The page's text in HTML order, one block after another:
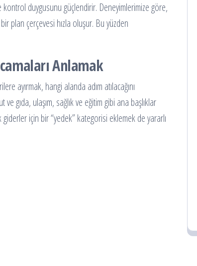
duygusunu güçlendirir. Deneyimlerimize göre,
plan çerçevesi hızla oluşur. Bu yüzden
Anlamak
ayırmak, hangi alanda adım atılacağını
gıda, ulaşım, sağlık ve eğitim gibi ana başlıklar
için bir “yedek” kategorisi eklemek de yararlı